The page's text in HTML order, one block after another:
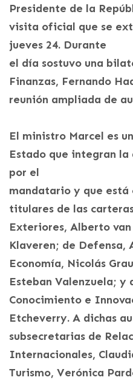
Presidente de la
visita oficial que se
jueves 24. Durante
el día sostuvo una
Finanzas, Fernando
reunión ampliada de
El ministro Marcel es
Estado que integran
por el
mandatario y que está
titulares de las
Exteriores, Alberto van
Klaveren; de Defensa,
Economía, Nicolás
Esteban Valenzuela; y
Conocimiento e
Etcheverry. A dichas
subsecretarias de
Internacionales,
Turismo, Verónica